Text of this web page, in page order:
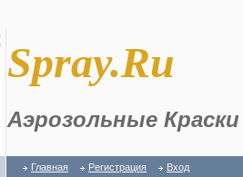
Spray.Ru
Аэрозольные Краски
Главная Регистрация Вход